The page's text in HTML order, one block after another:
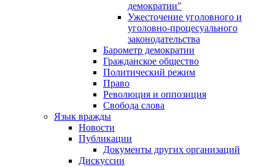
демократии"
Ужесточение уголовного и
уголовно-процесуального
законодательства
Барометр демократии
Гражданское общество
Политический режим
Право
Революция и оппозиция
Свобода слова
Язык вражды
Новости
Публикации
Документы других организаций
Дискуссии